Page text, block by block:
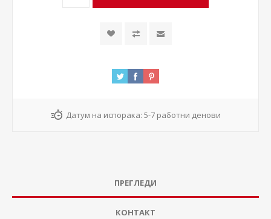
Датум на испорака: 5-7 работни денови
ПРЕГЛЕДИ
КОНТАКТ